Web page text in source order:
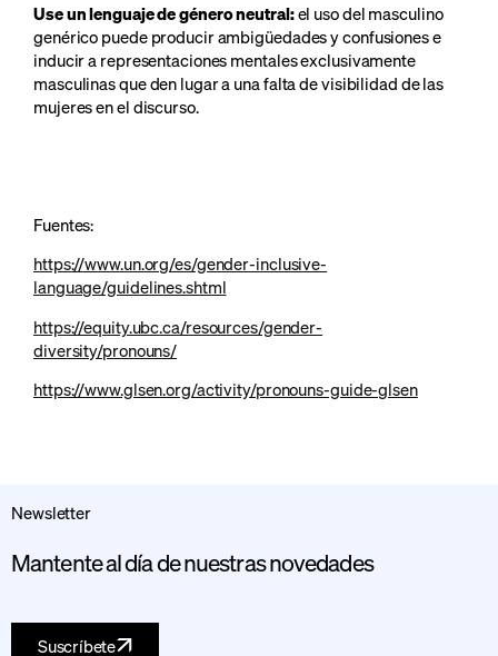
Use un lenguaje de género neutral:el uso del masculino
genérico puede producir ambigüedades y confusiones e
inducir a representaciones mentales exclusivamente
masculinas que den lugar a una falta de visibilidad de las
mujeres en el discurso.
Fuentes:
https://www.un.org/es/gender-inclusive-
language/guidelines.shtml
https://equity.ubc.ca/resources/gender-
diversity/pronouns/
https://www.glsen.org/activity/pronouns-guide-glsen
Newsletter
Mantente al día de nuestras novedades
Suscríbete